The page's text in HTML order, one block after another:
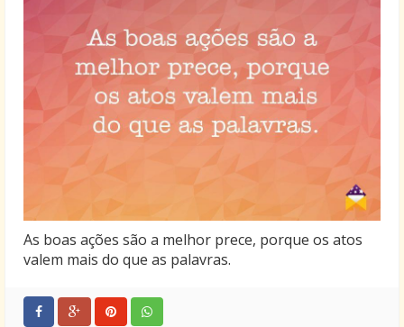
As boas ações são a melhor prece, porque os atos
valem mais do que as palavras.